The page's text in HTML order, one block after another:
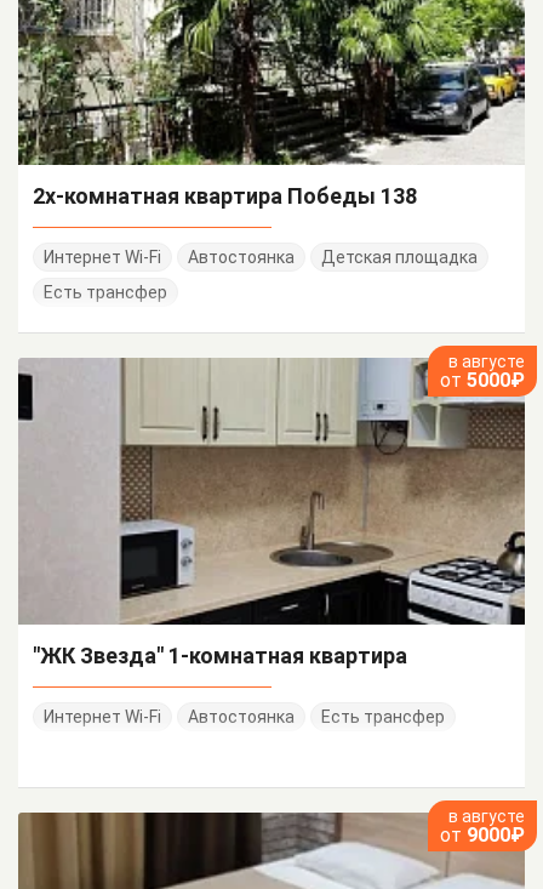
2х-комнатная квартира Победы 138
Интернет Wi-Fi Автостоянка
Детская площадка
Есть трансфер
в августе
от 5000₽
"ЖК Звезда" 1-комнатная квартира
Интернет Wi-Fi Автостоянка Есть трансфер
в августе
от 9000₽